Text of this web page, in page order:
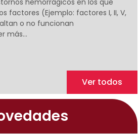
factores (Ejemplo: factores I, II, V,
faltan o no funcionan
más…
Ver todos